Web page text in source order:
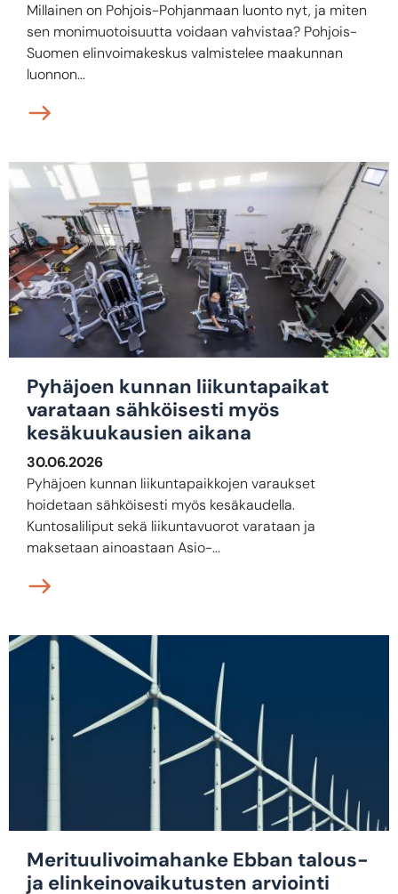
Millainen on Pohjois-Pohjanmaan luonto nyt, ja miten
sen monimuotoisuutta voidaan vahvistaa? Pohjois-
Suomen elinvoimakeskus valmistelee maakunnan
luonnon...
Pyhäjoen kunnan liikuntapaikat
varataan sähköisesti myös
kesäkuukausien aikana
30.06.2026
Pyhäjoen kunnan liikuntapaikkojen varaukset
hoidetaan sähköisesti myös kesäkaudella.
Kuntosaliliput sekä liikuntavuorot varataan ja
maksetaan ainoastaan Asio-...
Merituulivoimahanke Ebban talous-
ja elinkeinovaikutusten arviointi